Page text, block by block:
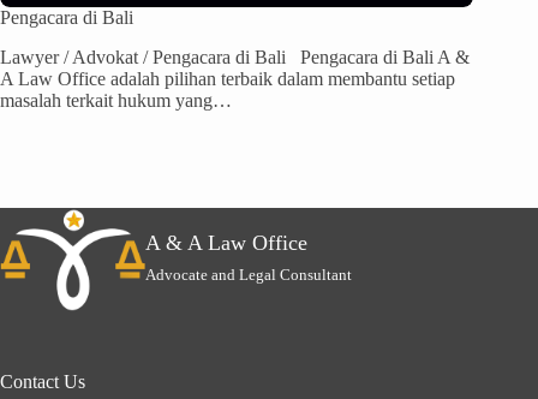
Pengacara di Bali
Lawyer / Advokat / Pengacara di Bali Pengacara di Bali A &
A Law Office adalah pilihan terbaik dalam membantu setiap
masalah terkait hukum yang…
A & A Law Office
Advocate and Legal Consultant
Contact Us